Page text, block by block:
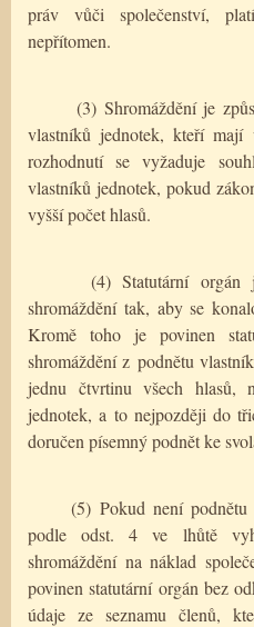
práv vůči společenství,
nepřítomen.
(3) Shromáždění je
vlastníků jednotek, kteří
rozhodnutí se vyžaduje
vlastníků jednotek, pokud
vyšší počet hlasů.
(4) Statutární orgán
shromáždění tak, aby se
Kromě toho je povinen
shromáždění z podnětu
jednu čtvrtinu všech hlasů,
jednotek, a to nejpozději do
doručen písemný podnět ke
(5) Pokud není podnětu
podle odst. 4 ve lhůtě
shromáždění na náklad
povinen statutární orgán bez
údaje ze seznamu členů,